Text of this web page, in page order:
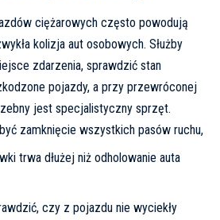
ciężarowych często powodują
kolizja aut osobowych. Służby
zdarzenia, sprawdzić stan
pojazdy, a przy przewróconej
jest specjalistyczny sprzęt.
zamknięcie wszystkich pasów ruchu,
trwa dłużej niż odholowanie auta
czy z pojazdu nie wyciekły